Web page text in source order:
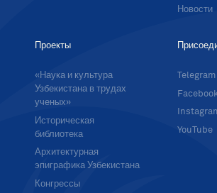
Новости
Проекты
«Наука и культура
Узбекистана в трудах
ученых»
Историческая
библиотека
Архитектурная
эпиграфика Узбекистана
Конгрессы
Telegram
YouTube